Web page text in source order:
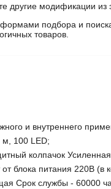
другие модификации из
формами подбора и
товаров.
и внутреннего
м, 100 LED;
колпачок
от блока питания 220В (в
Срок службы - 60000